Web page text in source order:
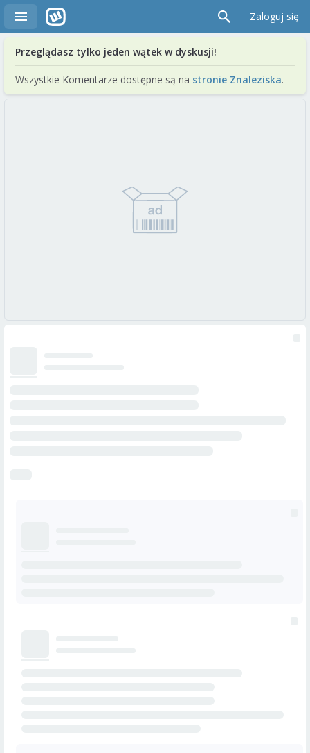
Zaloguj się
Przeglądasz tylko jeden wątek w dyskusji!
Wszystkie Komentarze dostępne są na stronie Znaleziska.